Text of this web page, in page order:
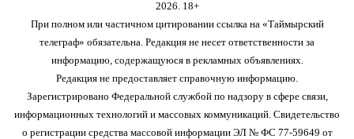
2026. 18+
При полном или частичном цитировании ссылка на «Таймырский
телеграф» обязательна. Редакция не несет ответственности за
информацию, содержащуюся в рекламных объявлениях.
Редакция не предоставляет справочную информацию.
Зарегистрировано Федеральной службой по надзору в сфере связи,
информационных технологий и массовых коммуникаций. Свидетельство
о регистрации средства массовой информации ЭЛ № ФС 77-59649 от